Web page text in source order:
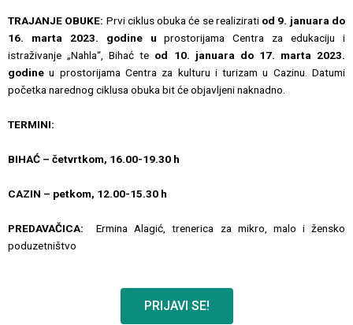
TRAJANJE OBUKE: Prvi ciklus obuka će se realizirati od 9. januara do
16. marta 2023. godine uprostorijama Centra za edukaciju i
istraživanje „Nahla“, Bihać te od 10. januara do 17. marta 2023.
godine u prostorijama Centra za kulturu i turizam u Cazinu.
Datumi
početka narednog ciklusa obuka bit će objavljeni naknadno.
TERMINI:
BIHAĆ – četvrtkom, 16.00-19.30 h
CAZIN – petkom, 12.00-15.30 h
PREDAVAČICA:
Ermina Alagić, trenerica za mikro, malo i žensko
poduzetništvo
PRIJAVI SE!